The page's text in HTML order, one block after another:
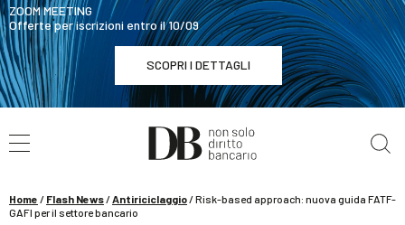
ZOOM MEETING
Offerte per iscrizioni entro il 10/09
SCOPRI I DETTAGLI
WEBINAR / 1° Ottobre
La riforma del sistema sanzionatorio del TUF
Home / Flash News/Antiriciclaggio/Risk-based approach: nuova guida FATF-
GAFI per il settore bancario